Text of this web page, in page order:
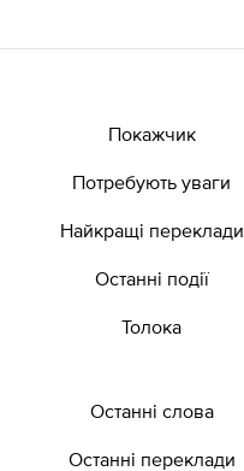
Покажчик
Потребують уваги
Найкращі переклади
Останні події
Толока
Останні слова
Останні переклади